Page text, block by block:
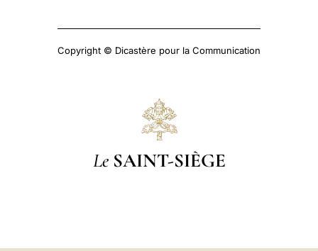
Copyright © Dicastère pour la Communication
Le SAINT-SIÈGE